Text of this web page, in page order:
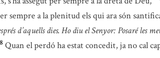
sempre a la plenitud els qui ara són
d’aquells dies. Ho diu el Senyor: Posaré les
Quan el perdó ha estat concedit, ja no cal